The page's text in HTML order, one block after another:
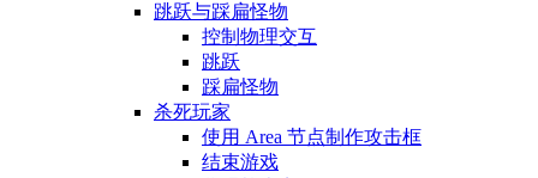
跳跃与踩扁怪物
控制物理交互
跳跃
踩扁怪物
杀死玩家
使用 Area 节点制作攻击框
结束游戏